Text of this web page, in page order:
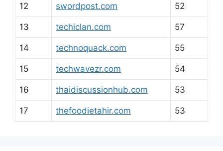
12 swordpost.com 52
13 techiclan.com 57
14 technoquack.com 55
15 techwavezr.com 54
16 thaidiscussionhub.com 53
17 thefoodietahir.com 53